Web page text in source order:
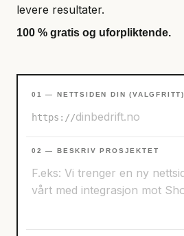
levere resultater.
100 % gratis og uforpliktende.
01 — NETTSIDEN DIN (VALGFRITT)
https://
02 — BESKRIV PROSJEKTET